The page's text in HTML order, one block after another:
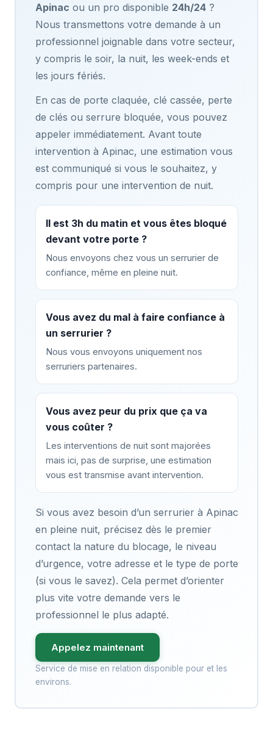
Apinac ou un pro disponible 24h/24?
Nous transmettons votre demande à un
professionnel joignable dans votre secteur,
y compris le soir, la nuit, les week-ends et
les jours fériés.
En cas de porte claquée, clé cassée, perte
de clés ou serrure bloquée, vous pouvez
appeler immédiatement. Avant toute
intervention à Apinac, une estimation vous
est communiqué si vous le souhaitez, y
compris pour une intervention de nuit.
Il est 3h du matin et vous êtes bloqué
devant votre porte ?
Nous envoyons chez vous un serrurier de
confiance, même en pleine nuit.
Vous avez du mal à faire confiance à
un serrurier ?
Nous vous envoyons uniquement nos
serruriers partenaires.
Vous avez peur du prix que ça va
vous coûter ?
Les interventions de nuit sont majorées
mais ici, pas de surprise, une estimation
vous est transmise avant intervention.
Si vous avez besoin d’un serrurier à Apinac
en pleine nuit, précisez dès le premier
contact la nature du blocage, le niveau
d’urgence, votre adresse et le type de porte
(si vous le savez). Cela permet d’orienter
plus vite votre demande vers le
professionnel le plus adapté.
Appelez maintenant
Service de mise en relation disponible pour et les
environs.